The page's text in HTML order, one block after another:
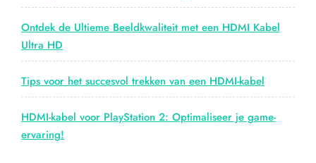
Ontdek de Ultieme Beeldkwaliteit met een HDMI Kabel
Ultra HD
Tips voor het succesvol trekken van een HDMI-kabel
HDMI-kabel voor PlayStation 2: Optimaliseer je game-
ervaring!